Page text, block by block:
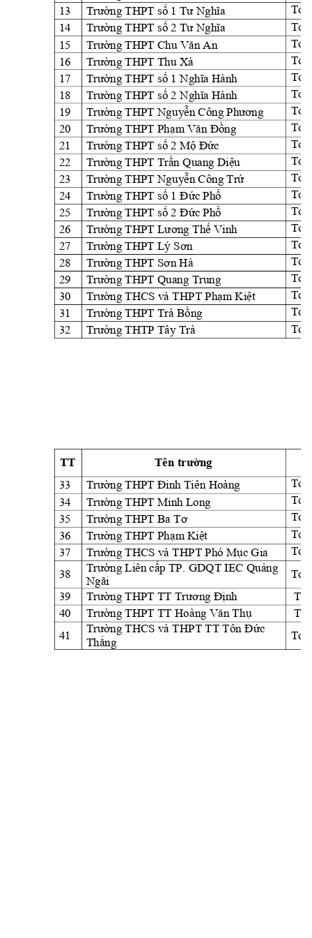
13
Trường THPT số 1 Tư Nghĩa
14
Trường THPT số 2 Tư Nghĩa
15
Trường THPT Chu Văn An
16
Trường THPT Thu Xà
17
Trường THPT số 1 Nghĩa Hành
18
Trường THPT số 2 Nghĩa Hành
19
Trường THPT Nguyễn Công Phương
20
Trường THPT Phạm Văn Đồng
21
Trường THPT số 2 Mộ Đức
22
Trường THPT Trần Quang Diệu
23
Trường THPT Nguyễn Công Trứ
24
Trường THPT số 1 Đức Phổ
25
Trường THPT số 2 Đức Phổ
26
Trường THPT Lương Thế Vinh
27
Trường THPT Lý Sơn
28
Trường THPT Sơn Hà
29
Trường THPT Quang Trung
30
Trường THCS và THPT Phạm Kiệt
31
Trường THPT Trà Bồng
32
Trường THTP Tây Trà
TT Tên trường
33 Trường THPT Đinh Tiên Hoàng
34
Trường THPT Minh Long
35
Trường THPT Ba Tơ
36
Trường THPT Phạm Kiệt
37
Trường THCS và THPT Phó Mục Gia
38
Trường Liên cấp TP. GDQT IEC Quảng
Ngãi
39
Trường THPT TT Trương Định
40
Trường THPT TT Hoàng Văn Thụ
41
Trường THCS và THPT TT Tôn Đức
Thắng